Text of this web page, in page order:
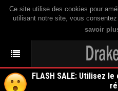
Ce site utilise des cookies pour
utilisant notre site, vous
savoir
FLASH SALE: Utilisez le